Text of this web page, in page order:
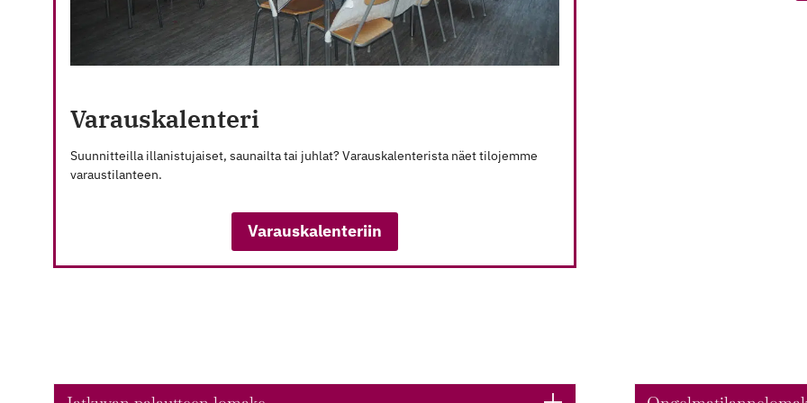
Varauskalenteri
Suunnitteilla illanistujaiset, saunailta tai juhlat? Varauskalenterista näet tilojemme
varaustilanteen.
Varauskalenteriin